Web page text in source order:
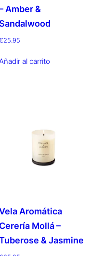
Amber &
25.95
al carrito
Aromática
Cerería Mollá –
& Jasmine